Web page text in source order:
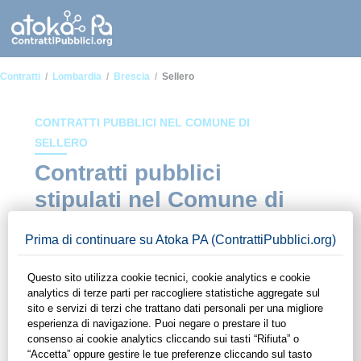
Contratti Lombardia Brescia Sellero
CONTRATTI PUBBLICI NEL COMUNE DI
SELLERO
Contratti pubblici
stipulati nel Comune di
all'interno del Comune di Sellero. Grazie alle funzionalità di
ContrattiPubblici.org potrai monitorare la scadenza dei
contratti pubblici di tuo interesse e programmare la tua attività
commerciale con le Pubbliche Amministrazioni con largo
anticipo. Il servizio di ContrattiPubblici.org offre agli utenti 7
giorni di prova gratuiti per avere l'opportunità di conoscere e